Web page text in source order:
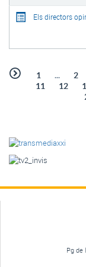
Els directors
1 ... 2
11
12
Pg de